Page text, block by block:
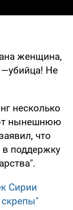
женщина,
—убийца! Не
несколько
нынешнюю
что
в поддержку
Сирии